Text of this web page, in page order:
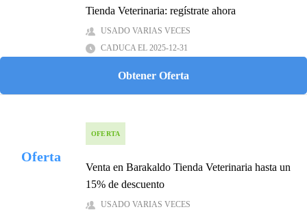
Tienda Veterinaria: regístrate ahora
USADO VARIAS VECES
CADUCA EL 2025-12-31
Obtener Oferta
Oferta
OFERTA
Venta en Barakaldo Tienda Veterinaria hasta un
15% de descuento
USADO VARIAS VECES